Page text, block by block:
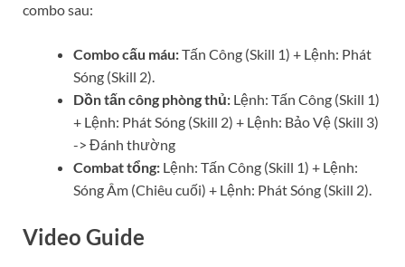
combo sau:
Combo cấu máu:Tấn Công (Skill 1) + Lệnh: Phát
Sóng (Skill 2).
Dồn tấn công phòng thủ: Lệnh: Tấn Công (Skill 1)
+ Lệnh: Phát Sóng (Skill 2) + Lệnh: Bảo Vệ (Skill 3)
-> Đánh thường
Combat tổng: Lệnh: Tấn Công (Skill 1) + Lệnh:
Sóng Âm (Chiêu cuối) + Lệnh: Phát Sóng (Skill 2).
Video Guide